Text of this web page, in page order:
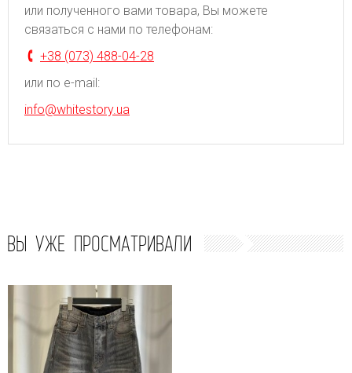
или полученного вами товара, Вы можете
связаться с нами по телефонам:
+38 (073) 488-04-28
или по e-mail:
info@whitestory.ua
ВЫ УЖЕ ПРОСМАТРИВАЛИ